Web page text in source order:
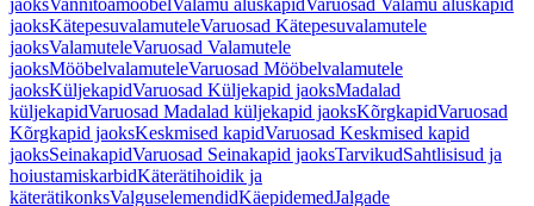
jaoksVannitoamööbelValamu aluskapidVaruosad Valamu aluskapid
jaoksKätepesuvalamuteleVaruosad Kätepesuvalamutele
jaoksValamuteleVaruosad Valamutele
jaoksMööbelvalamuteleVaruosad Mööbelvalamutele
jaoksKüljekapidVaruosad Küljekapid jaoksMadalad
küljekapidVaruosad Madalad küljekapid jaoksKõrgkapidVaruosad
Kõrgkapid jaoksKeskmised kapidVaruosad Keskmised kapid
jaoksSeinakapidVaruosad Seinakapid jaoksTarvikudSahtlisisud ja
hoiustamiskarbidKäterätihoidik ja
käterätikonksValguselemendidKäepidemedJalgade